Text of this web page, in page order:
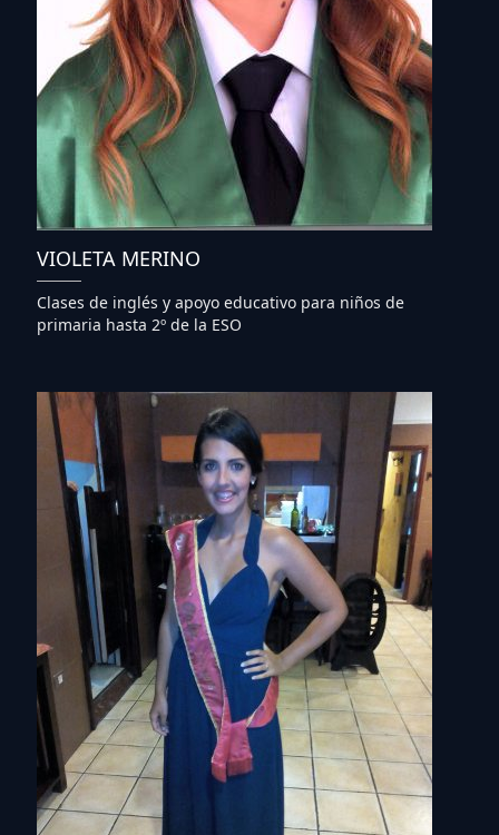
VIOLETA MERINO
Clases de inglés y apoyo educativo para niños de
primaria hasta 2º de la ESO